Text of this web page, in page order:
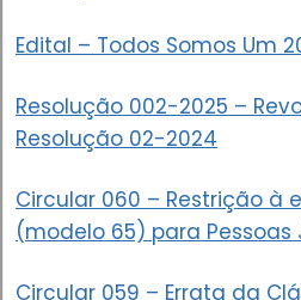
Edital – Todos Somos Um
Resolução 002-2025 –
Resolução 02-2024
Circular 060 – Restrição à
(modelo 65) para Pessoas
Circular 059 – Errata da